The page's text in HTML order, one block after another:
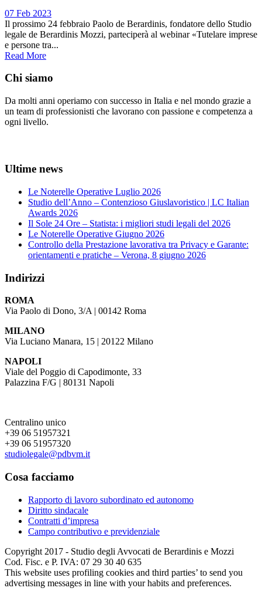
07 Feb 2023
Il prossimo 24 febbraio Paolo de Berardinis, fondatore dello Studio
legale de Berardinis Mozzi, parteciperà al webinar «Tutelare imprese
e persone tra...
Read More
Chi siamo
Da molti anni operiamo con successo in Italia e nel mondo grazie a
un team di professionisti che lavorano con passione e competenza a
ogni livello.
Ultime news
Le Noterelle Operative Luglio 2026
Studio dell’Anno – Contenzioso Giuslavoristico | LC Italian
Awards 2026
Il Sole 24 Ore – Statista: i migliori studi legali del 2026
Le Noterelle Operative Giugno 2026
Controllo della Prestazione lavorativa tra Privacy e Garante:
orientamenti e pratiche – Verona, 8 giugno 2026
Indirizzi
ROMA
Via Paolo di Dono, 3/A | 00142 Roma
MILANO
Via Luciano Manara, 15 | 20122 Milano
NAPOLI
Viale del Poggio di Capodimonte, 33
Palazzina F/G | 80131 Napoli
Centralino unico
+39 06 51957321
+39 06 51957320
studiolegale@pdbvm.it
Cosa facciamo
Rapporto di lavoro subordinato ed autonomo
Diritto sindacale
Contratti d’impresa
Campo contributivo e previdenziale
Copyright 2017 - Studio degli Avvocati de Berardinis e Mozzi
Cod. Fisc. e P. IVA: 07 29 30 40 635
This website uses profiling cookies and third parties’ to send you
advertising messages in line with your habits and preferences.